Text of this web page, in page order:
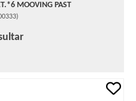
MOOVING PAST
)